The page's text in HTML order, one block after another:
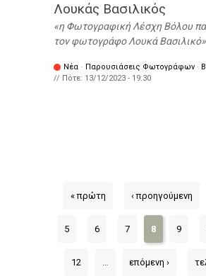
Λουκάς Βασιλικός
η Φωτογραφική Λέσχη Βόλου
τον φωτογράφο Λουκά Βασιλικό
Νέα · Παρουσιάσεις Φωτογράφων ·
// Πότε: 13/12/2023 - 19:30
« πρώτη ‹ προηγούμενη
5 6 7 8 9
12 … επόμενη ›